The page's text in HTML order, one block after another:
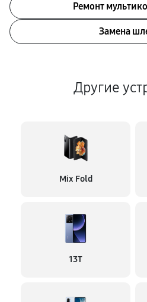
Ремонт
Замена
Другие
Mix Fold
13T